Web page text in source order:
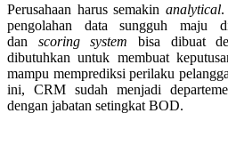
Perusahaan harus semakin analytical.
pengolahan data sungguh
dan scoring system bisa dibuat
dibutuhkan untuk membuat
mampu memprediksi perilaku
ini, CRM sudah menjadi
dengan jabatan setingkat BOD.